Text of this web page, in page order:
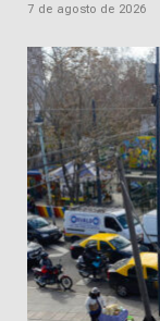
7 de agosto de 2026